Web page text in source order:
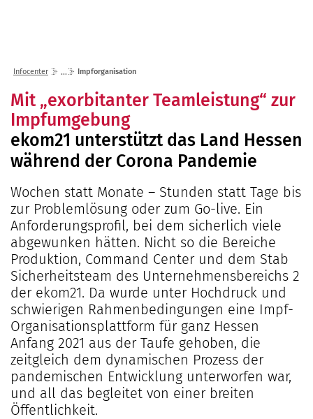
Gremien
Partner
Standorte
Organisation
Über ekom21
Zertifizierungen
Mitgliedschaften
Kontakt
Ansprechpersonen
2026
2024
2023
2022
2021
Mediathek
Presse
Veranstaltungen Kommunaler
Events
Open Door |
DigiBauG
Breitband
EfA-Leistungen
GigaMaP
Einheitlicher
Hessen
ekom21 als Arbeitgeber
Stellenangebote
Ausbildung
Mitarbeitende über uns
Shop
Infocenter Impforganisation
Mit „exorbitanter Teamleistung“ zur
Impfumgebung
ekom21 unterstützt das Land Hessen
während der Corona Pandemie
Wochen statt Monate – Stunden statt Tage bis
zur Problemlösung oder zum Go-live. Ein
Anforderungsprofil, bei dem sicherlich viele
abgewunken hätten. Nicht so die Bereiche
Produktion, Command Center und dem Stab
Sicherheitsteam des Unternehmensbereichs 2
der ekom21. Da wurde unter Hochdruck und
schwierigen Rahmenbedingungen eine Impf-
Organisationsplattform für ganz Hessen
Anfang 2021 aus der Taufe gehoben, die
zeitgleich dem dynamischen Prozess der
pandemischen Entwicklung unterworfen war,
und all das begleitet von einer breiten
Öffentlichkeit.